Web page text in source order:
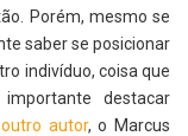
Porém, mesmo se
saber se posicionar
indivíduo, coisa que
destacar
autor, o Marcus